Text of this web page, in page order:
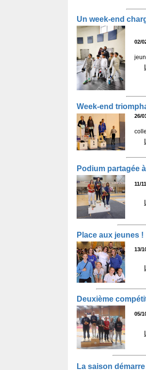
Un week-end
02/
Week-end
26/
Podium partagée
11/
Place aux jeunes !
13/
Deuxième
05/
La saison